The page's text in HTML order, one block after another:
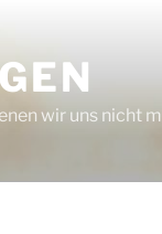
wir uns nicht